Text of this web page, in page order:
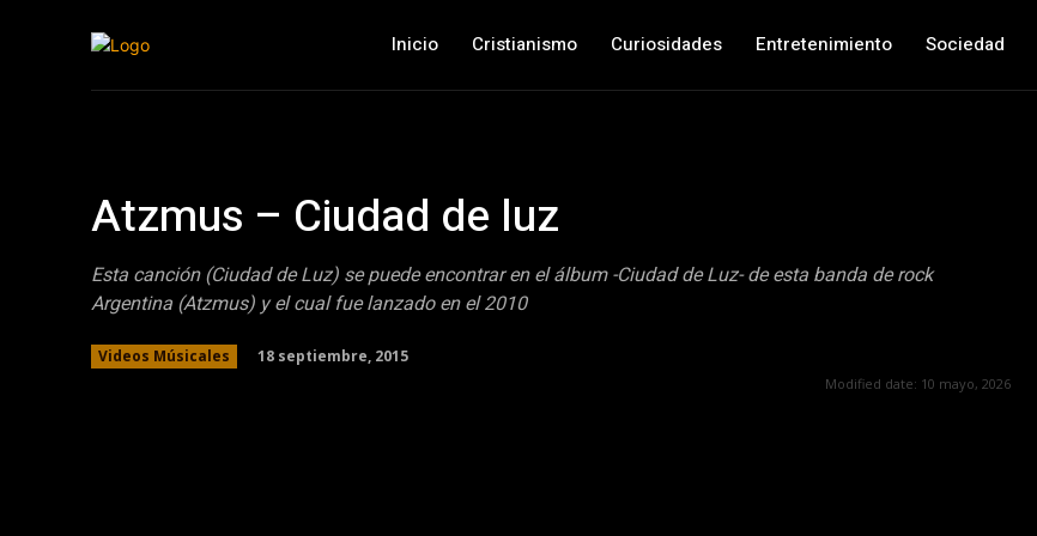
Inicio Cristianismo Curiosidades Entretenimiento Sociedad
Atzmus – Ciudad de luz
Esta canción (Ciudad de Luz) se puede encontrar en el álbum -Ciudad de Luz- de esta banda de rock
Argentina (Atzmus) y el cual fue lanzado en el 2010
Videos Músicales 18 septiembre, 2015
Modified date: 10 mayo, 2026